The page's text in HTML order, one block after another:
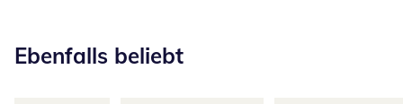
Ebenfalls beliebt